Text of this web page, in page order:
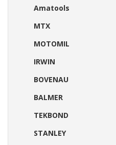
Amatools
MTX
MOTOMIL
IRWIN
BOVENAU
BALMER
TEKBOND
STANLEY